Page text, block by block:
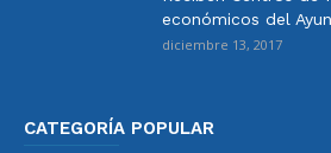
económicos del
diciembre 13, 2017
CATEGORÍA POPULAR